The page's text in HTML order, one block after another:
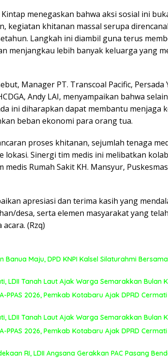
menegaskan bahwa aksi sosial ini
kegiatan khitanan massal serupa
Langkah ini diambil guna terus
menjangkau lebih banyak keluarga yang
Manager PT. Transcoal Pacific, Persada
Andy LAI, menyampaikan bahwa
ini diharapkan dapat membantu menjaga
beban ekonomi para orang tua.
proses khitanan, sejumlah tenaga
lokasi. Sinergi tim medis ini melibatkan
medis Rumah Sakit KH. Mansyur,
apresiasi dan terima kasih yang
desa, serta elemen masyarakat yang
(Rzq)
Banua Maju, DPD KNPI Kalsel Silaturahmi
LDII Tanah Laut Ajak Warga Semarakkan Bulan
PPAS 2026, Pemkab Kotabaru Ajak DPRD
LDII Tanah Laut Ajak Warga Semarakkan Bulan
PPAS 2026, Pemkab Kotabaru Ajak DPRD
RI, LDII Angsana Gerakkan PAC Pasang